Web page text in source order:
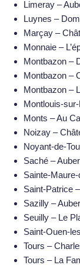
Limeray –
Luynes –
Marçay –
Monnaie –
Montbazon –
Montbazon –
Montbazon –
Montlouis-
Monts – Au
Noizay –
Noyant-de-
Saché –
Sainte-
Saint-Patrice
Sazilly –
Seuilly – Le
Saint-Ouen-
Tours –
Tours – La